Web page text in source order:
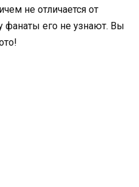
не отличается от
фанаты его не узнают. Вы